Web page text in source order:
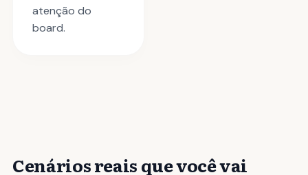
atenção do
board.
Cenários reais que você vai